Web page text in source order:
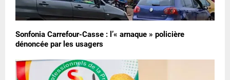
Sonfonia Carrefour-Casse : l’« arnaque » policière
dénoncée par les usagers